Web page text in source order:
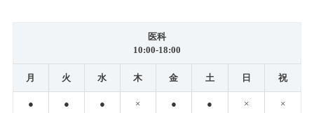
医科
10:00-18:00
月 火 水 木 金 土 日 祝
● ● ● × ● ● × ×